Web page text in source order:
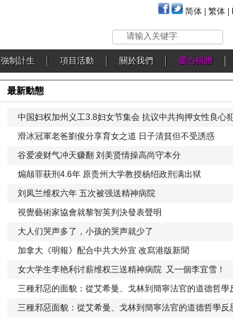
简体 繁体
请输入关键字
強制計生 項目活動 關於我們 愛心捐贈
最新動態
中国妇权加州义工3.8妇女节集会 抗议中共拘押女性良心
滑冰冠軍老爸劉俊分享育女之道 日子清貧但不受誘惑
谷爱凌财气冲天赚翻 刘美贤情操高尚守本分
煽颠罪获刑4.6年 原贵州大学教授杨绍政刑满出狱
刘凤兰维权六年 五次被强送精神病院
視覺藝術家協會就黎智英判決發表聲明
大人们哭声多了，小孩的哭声就少了
加拿大《明報》配合中共大外宣 改寫港版新聞
女大学生李艳利讨薪维权三送精神病院 又一個李宜雪！
三種邪惡的面貌：從艾希曼、戈林到簡寧法官的道德哲學
三種邪惡面貌：從艾希曼、戈林到簡寧法官的道德哲學反